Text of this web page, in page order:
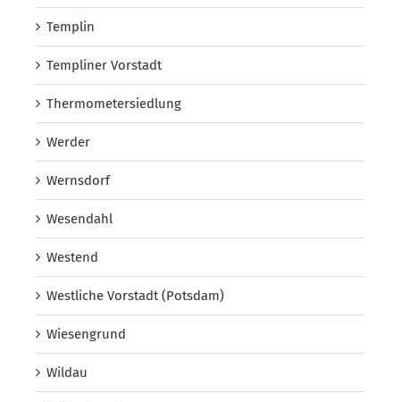
Templin
Templiner Vorstadt
Thermometersiedlung
Werder
Wernsdorf
Wesendahl
Westend
Westliche Vorstadt (Potsdam)
Wiesengrund
Wildau